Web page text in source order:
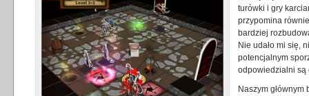
turówki i gry
przypomina
bardziej
Nie udało mi się,
potencjalnym
odpowiedzialni są
Naszym